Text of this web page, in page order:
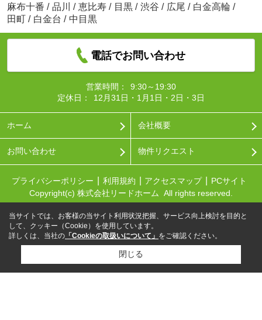
麻布十番 / 品川 / 恵比寿 / 目黒 / 渋谷 / 広尾 / 白金高輪 /
田町 / 白金台 / 中目黒
電話でお問い合わせ
営業時間：
9:30～19:30
定休日：
12月31日・1月1日・2日・3日
ホーム 会社概要
お問い合わせ 物件リクエスト
プライバシーポリシー 利用規約 アクセスマップ
PCサイト
Copyright(c) 株式会社リードホーム All rights reserved.
当サイトでは、お客様の当サイト利用状況把握、サービス向上検討を目的と
して、クッキー（Cookie）を使用しています。
詳しくは、当社の 「Cookieの取扱いについて」 をご確認ください。
閉じる